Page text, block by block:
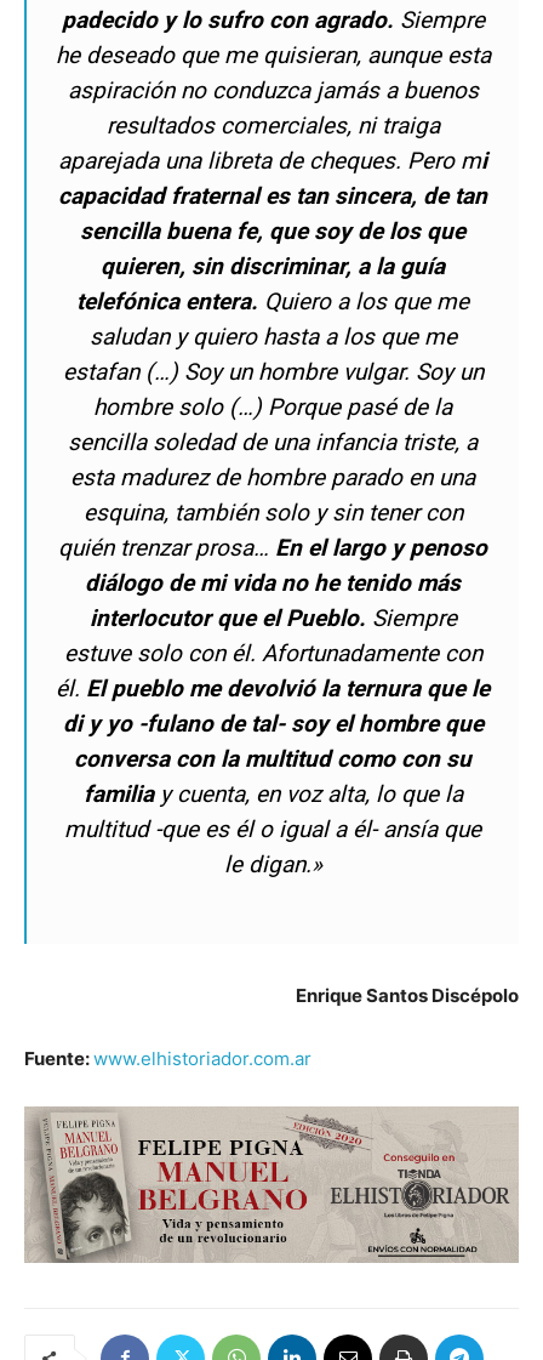
padecido y lo sufro con agrado. Siempre
he deseado que me quisieran, aunque esta
aspiración no conduzca jamás a buenos
resultados comerciales, ni traiga
aparejada una libreta de cheques. Pero mi
capacidad fraternal es tan sincera, de tan
sencilla buena fe, que soy de los que
quieren, sin discriminar, a la guía
telefónica entera. Quiero a los que me
saludan y quiero hasta a los que me
estafan (…) Soy un hombre vulgar. Soy un
hombre solo (…) Porque pasé de la
sencilla soledad de una infancia triste, a
esta madurez de hombre parado en una
esquina, también solo y sin tener con
quién trenzar prosa… En el largo y penoso
diálogo de mi vida no he tenido más
interlocutor que el Pueblo. Siempre
estuve solo con él. Afortunadamente con
él. El pueblo me devolvió la ternura que le
di y yo -fulano de tal- soy el hombre que
conversa con la multitud como con su
familiay cuenta, en voz alta, lo que la
multitud -que es él o igual a él- ansía que
le digan.»
Enrique Santos Discépolo
Fuente:www.elhistoriador.com.ar